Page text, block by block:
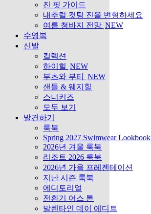
진 핏 가이드
내추럴 컷팅 진을 변형하세요
여름 청바지 전망 NEW
수영복
신발
컬렉션
하이힐 NEW
부츠와 부티
NEW
샌들 & 웨지힐
스니커즈
모두 보기
발견하기
룩북
Spring 2027 Swimwear Lookbook
2026년 겨울 룩북
리조트 2026 룩북
2026년 가을 프레젠테이션
지난 시즌 룩북
에디토리얼
전환기 어스 톤
발렌타인 데이 에디트